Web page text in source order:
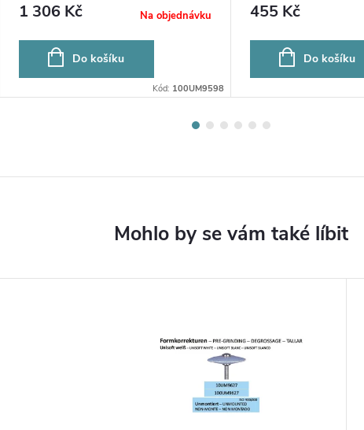
1 306 Kč Na objednávku
Do košíku
Kód: 100UM9598
455 Kč
Do košíku